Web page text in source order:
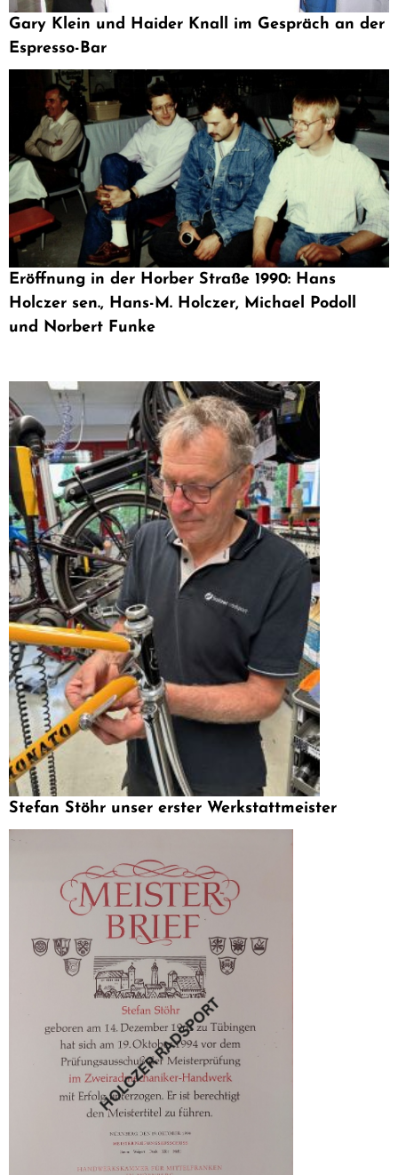
Gary Klein und Haider Knall im Gespräch an der
Espresso-Bar
Eröffnung in der Horber Straße 1990: Hans
Holczer sen., Hans-M. Holczer, Michael Podoll
und Norbert Funke
Stefan Stöhr unser erster Werkstattmeister